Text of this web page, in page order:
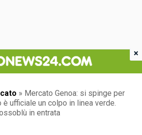
» Mercato Genoa: si spinge per
è ufficiale un colpo in linea verde.
in entrata
×